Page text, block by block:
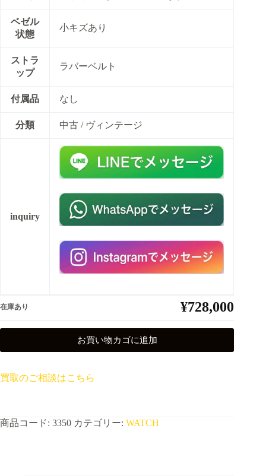
ベゼル
状態
小キズあり
ストラ
ップ
ラバーベルト
付属品 なし
分類 中古 / ヴィンテージ
inquiry
在庫あり ¥728,000
お買い物カゴに追加
買取のご相談はこちら
商品コード: 3350 カテゴリー: WATCH